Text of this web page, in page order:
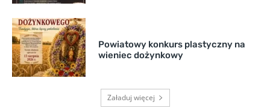
Powiatowy konkurs plastyczny na
wieniec dożynkowy
Załaduj więcej